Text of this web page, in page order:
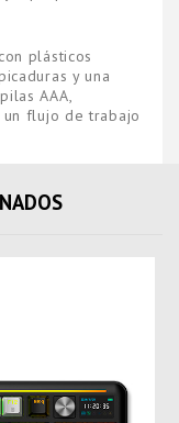
plásticos
y una
AAA,
flujo de trabajo